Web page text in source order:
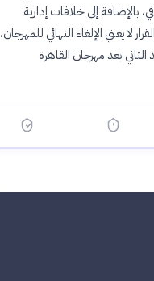
بالإضافة إلى خلافات إدارية
يعني الإلغاء النهائي للمهرجان،
بعد مهرجان القاهرة